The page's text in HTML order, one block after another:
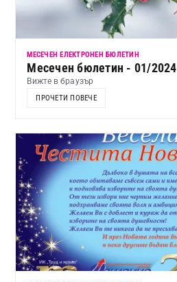
МЕСЕЧЕН ЕЛЕКТРОНЕН БЮЛЕТИН
Месечен бюлетин - 01/2024
Вижте в браузър
ПРОЧЕТИ ПОВЕЧЕ